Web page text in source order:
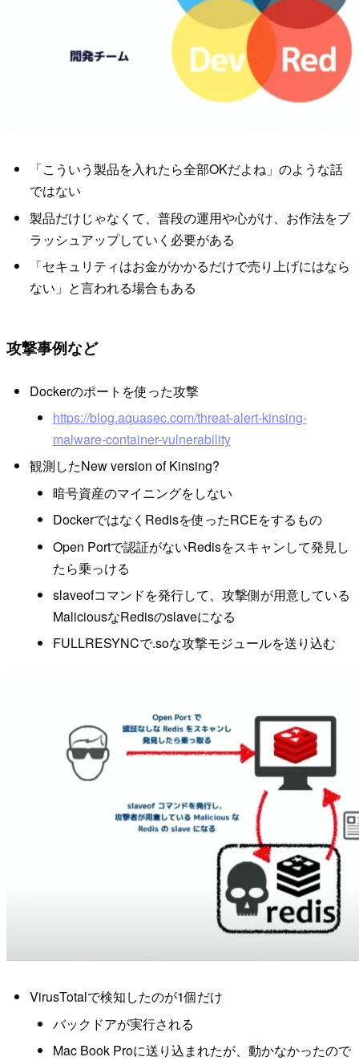
「こういう製品を入れたら全部OKだよね」のような話
ではない
製品だけじゃなくて、普段の運用や心がけ、お作法をブ
ラッシュアップしていく必要がある
「セキュリティはお金がかかるだけで売り上げにはなら
ない」と言われる場合もある
攻撃事例など
Dockerのポートを使った攻撃
https://blog.aquasec.com/threat-alert-kinsing-
malware-container-vulnerability
観測したNew version of Kinsing?
暗号資産のマイニングをしない
DockerではなくRedisを使ったRCEをするもの
Open Portで認証がないRedisをスキャンして発見し
たら乗っける
slaveofコマンドを発行して、攻撃側が用意している
MaliciousなRedisのslaveになる
FULLRESYNCで.soな攻撃モジュールを送り込む
VirusTotalで検知したのが1個だけ
バックドアが実行される
Mac Book Proに送り込まれたが、動かなかったので